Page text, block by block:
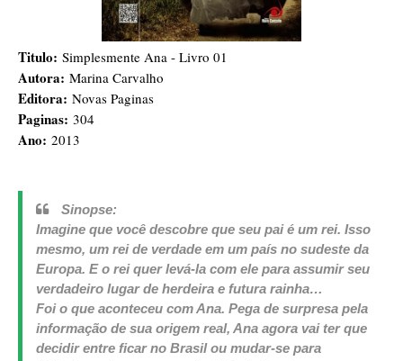
Titulo: Simplesmente Ana - Livro 01
Autora: Marina Carvalho
Editora: Novas Paginas
Paginas: 304
Ano: 2013
Sinopse:
Imagine que você descobre que seu pai é um rei. Isso
mesmo, um rei de verdade em um país no sudeste da
Europa. E o rei quer levá-la com ele para assumir seu
verdadeiro lugar de herdeira e futura rainha…
Foi o que aconteceu com Ana. Pega de surpresa pela
informação de sua origem real, Ana agora vai ter que
decidir entre ficar no Brasil ou mudar-se para